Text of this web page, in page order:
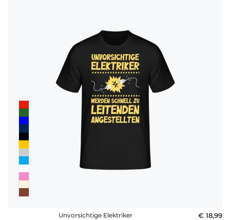
Unvorsichtige Elektriker
€ 18,99